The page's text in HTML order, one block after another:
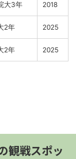
大3年 2018
2年 2025
2年 2025
観戦スポッ